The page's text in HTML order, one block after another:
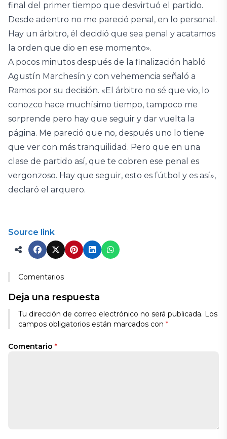
final del primer tiempo que desvirtuó el partido.
Desde adentro no me pareció penal, en lo personal.
Hay un árbitro, él decidió que sea penal y acatamos
la orden que dio en ese momento».
A pocos minutos después de la finalización habló
Agustín Marchesín y con vehemencia señaló a
Ramos por su decisión. «El árbitro no sé que vio, lo
conozco hace muchísimo tiempo, tampoco me
sorprende pero hay que seguir y dar vuelta la
página. Me pareció que no, después uno lo tiene
que ver con más tranquilidad. Pero que en una
clase de partido así, que te cobren ese penal es
vergonzoso. Hay que seguir, esto es fútbol y es así»,
declaró el arquero.
Source link
Comentarios
Deja una respuesta
Tu dirección de correo electrónico no será publicada. Los
campos obligatorios están marcados con *
Comentario *